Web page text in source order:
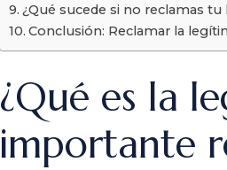
¿Qué sucede si no reclamas tu
Conclusión: Reclamar la
¿Qué es la
importante